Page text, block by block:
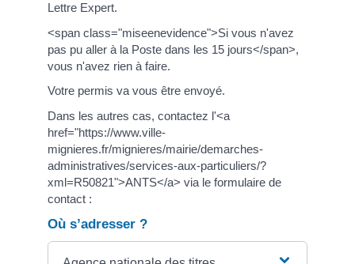
Lettre Expert.
<span class="miseenevidence">Si vous n'avez
pas pu aller à la Poste dans les 15 jours</span>,
vous n'avez rien à faire.
Votre permis va vous être envoyé.
Dans les autres cas, contactez l'<a
href="https://www.ville-
mignieres.fr/mignieres/mairie/demarches-
administratives/services-aux-particuliers/?
xml=R50821">ANTS</a> via le formulaire de
contact :
Où s’adresser ?